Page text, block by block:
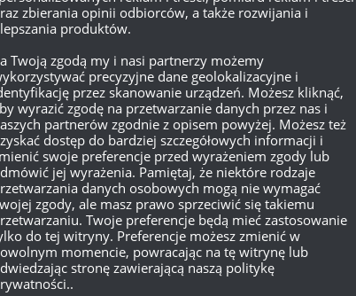
zbierania opinii odbiorców, a także rozwijania i
produktów.
Twoją zgodą my i nasi partnerzy możemy
precyzyjne dane geolokalizacyjne i
przez skanowanie urządzeń. Możesz kliknąć,
wyrazić zgodę na przetwarzanie danych przez nas i
partnerów zgodnie z opisem powyżej. Możesz też
dostęp do bardziej szczegółowych informacji i
swoje preferencje przed wyrażeniem zgody lub
jej wyrażenia. Pamiętaj, że niektóre rodzaje
danych osobowych mogą nie wymagać
zgody, ale masz prawo sprzeciwić się takiemu
Twoje preferencje będą mieć zastosowanie
do tej witryny. Preferencje możesz zmienić w
momencie, powracając na tę witrynę lub
stronę zawierającą naszą politykę